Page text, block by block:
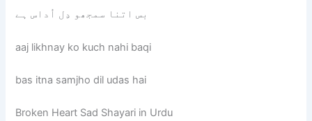
بس اتنا سمجھو دِل اُداس ہے
aaj likhnay ko kuch nahi baqi
bas itna samjho dil udas hai
Broken Heart Sad Shayari in Urdu